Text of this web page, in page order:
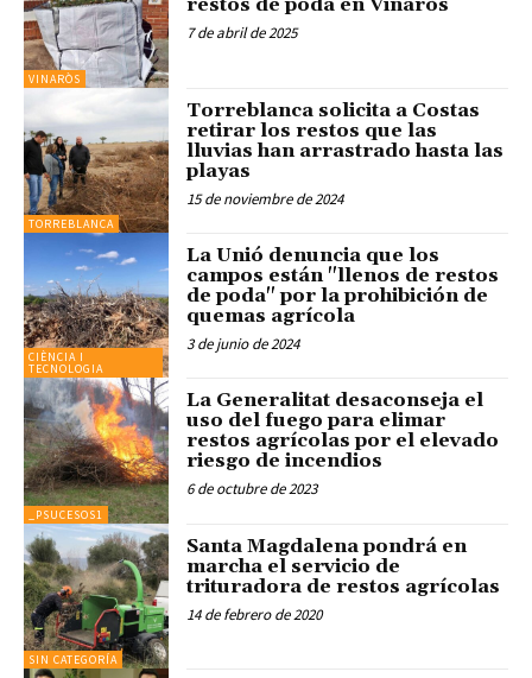
VINARÒS
restos de poda en Vinaròs
7 de abril de 2025
TORREBLANCA
Torreblanca solicita a Costas
retirar los restos que las
lluvias han arrastrado hasta las
playas
15 de noviembre de 2024
CIÈNCIA I
TECNOLOGIA
La Unió denuncia que los
campos están "llenos de restos
de poda" por la prohibición de
quemas agrícola
3 de junio de 2024
_PSUCESOS1
La Generalitat desaconseja el
uso del fuego para elimar
restos agrícolas por el elevado
riesgo de incendios
6 de octubre de 2023
SIN CATEGORÍA
Santa Magdalena pondrá en
marcha el servicio de
trituradora de restos agrícolas
14 de febrero de 2020